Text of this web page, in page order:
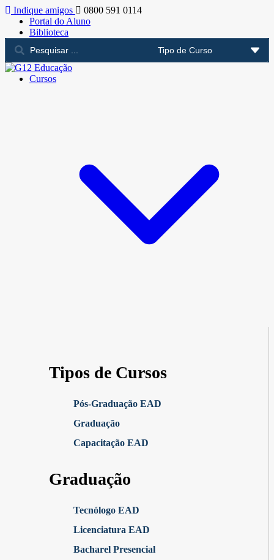
Indique amigos
0800 591 0114
Portal do Aluno
Biblioteca
Cursos
Tipos de Cursos
Pós-Graduação EAD
Graduação
Capacitação EAD
Graduação
Tecnólogo EAD
Licenciatura EAD
Bacharel Presencial